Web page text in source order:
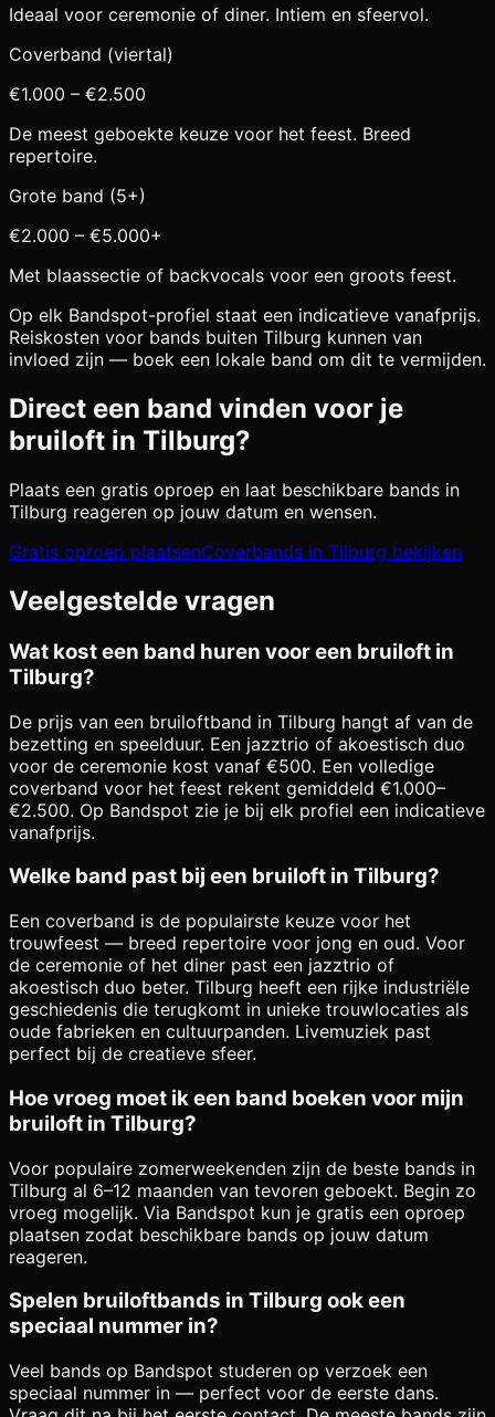
Ideaal voor ceremonie of diner. Intiem en sfeervol.
Coverband (viertal)
€1.000 – €2.500
De meest geboekte keuze voor het feest. Breed
repertoire.
Grote band (5+)
€2.000 – €5.000+
Met blaassectie of backvocals voor een groots feest.
Op elk Bandspot-profiel staat een indicatieve vanafprijs.
Reiskosten voor bands buiten Tilburg kunnen van
invloed zijn — boek een lokale band om dit te vermijden.
Direct een band vinden voor je
bruiloft in Tilburg?
Plaats een gratis oproep en laat beschikbare bands in
Tilburg reageren op jouw datum en wensen.
Gratis oproep plaatsenCoverbands in Tilburg bekijken
Veelgestelde vragen
Wat kost een band huren voor een bruiloft in
Tilburg?
De prijs van een bruiloftband in Tilburg hangt af van de
bezetting en speelduur. Een jazztrio of akoestisch duo
voor de ceremonie kost vanaf €500. Een volledige
coverband voor het feest rekent gemiddeld €1.000–
€2.500. Op Bandspot zie je bij elk profiel een indicatieve
vanafprijs.
Welke band past bij een bruiloft in Tilburg?
Een coverband is de populairste keuze voor het
trouwfeest — breed repertoire voor jong en oud. Voor
de ceremonie of het diner past een jazztrio of
akoestisch duo beter. Tilburg heeft een rijke industriële
geschiedenis die terugkomt in unieke trouwlocaties als
oude fabrieken en cultuurpanden. Livemuziek past
perfect bij de creatieve sfeer.
Hoe vroeg moet ik een band boeken voor mijn
bruiloft in Tilburg?
Voor populaire zomerweekenden zijn de beste bands in
Tilburg al 6–12 maanden van tevoren geboekt. Begin zo
vroeg mogelijk. Via Bandspot kun je gratis een oproep
plaatsen zodat beschikbare bands op jouw datum
reageren.
Spelen bruiloftbands in Tilburg ook een
speciaal nummer in?
Veel bands op Bandspot studeren op verzoek een
speciaal nummer in — perfect voor de eerste dans.